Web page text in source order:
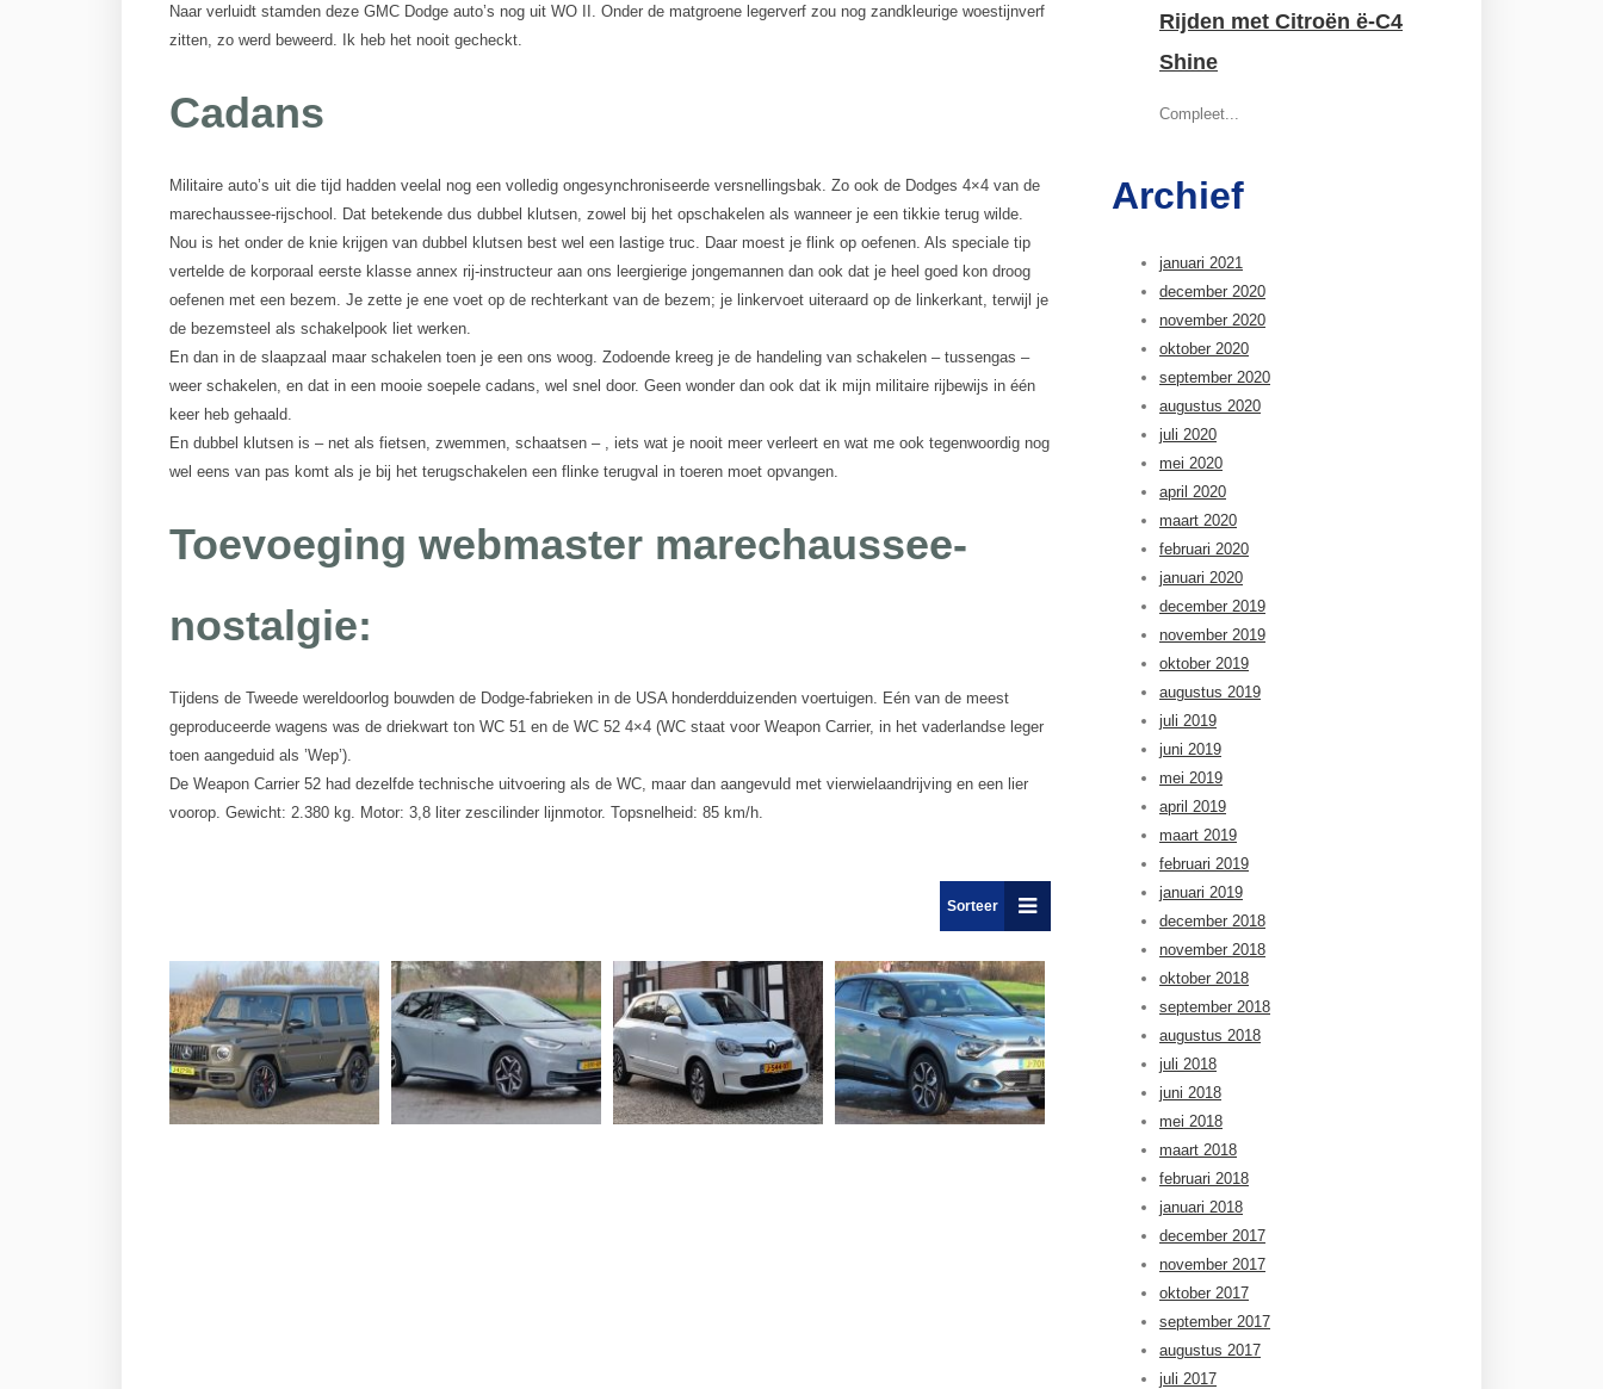
Naar verluidt stamden deze GMC Dodge auto’s nog uit WO II. Onder de matgroene legerverf zou nog zandkleurige woestijnverf
zitten, zo werd beweerd. Ik heb het nooit gecheckt.
Cadans
Militaire auto’s uit die tijd hadden veelal nog een volledig ongesynchroniseerde versnellingsbak. Zo ook de Dodges 4×4 van de
marechaussee-rijschool. Dat betekende dus dubbel klutsen, zowel bij het opschakelen als wanneer je een tikkie terug wilde.
Nou is het onder de knie krijgen van dubbel klutsen best wel een lastige truc. Daar moest je flink op oefenen. Als speciale tip
vertelde de korporaal eerste klasse annex rij-instructeur aan ons leergierige jongemannen dan ook dat je heel goed kon droog
oefenen met een bezem. Je zette je ene voet op de rechterkant van de bezem; je linkervoet uiteraard op de linkerkant, terwijl je
de bezemsteel als schakelpook liet werken.
En dan in de slaapzaal maar schakelen toen je een ons woog. Zodoende kreeg je de handeling van schakelen – tussengas –
weer schakelen, en dat in een mooie soepele cadans, wel snel door. Geen wonder dan ook dat ik mijn militaire rijbewijs in één
keer heb gehaald.
En dubbel klutsen is – net als fietsen, zwemmen, schaatsen – , iets wat je nooit meer verleert en wat me ook tegenwoordig nog
wel eens van pas komt als je bij het terugschakelen een flinke terugval in toeren moet opvangen.
Toevoeging webmaster marechaussee-
nostalgie:
Tijdens de Tweede wereldoorlog bouwden de Dodge-fabrieken in de USA honderdduizenden voertuigen. Eén van de meest
geproduceerde wagens was de driekwart ton WC 51 en de WC 52 4×4 (WC staat voor Weapon Carrier, in het vaderlandse leger
toen aangeduid als ’Wep’).
De Weapon Carrier 52 had dezelfde technische uitvoering als de WC, maar dan aangevuld met vierwielaandrijving en een lier
voorop. Gewicht: 2.380 kg. Motor: 3,8 liter zescilinder lijnmotor. Topsnelheid: 85 km/h.
Sorteer
Rijden met Citroën ë-C4
Shine
Compleet...
Archief
januari 2021
december 2020
november 2020
oktober 2020
september 2020
augustus 2020
juli 2020
mei 2020
april 2020
maart 2020
februari 2020
januari 2020
december 2019
november 2019
oktober 2019
augustus 2019
juli 2019
juni 2019
mei 2019
april 2019
maart 2019
februari 2019
januari 2019
december 2018
november 2018
oktober 2018
september 2018
augustus 2018
juli 2018
juni 2018
mei 2018
maart 2018
februari 2018
januari 2018
december 2017
november 2017
oktober 2017
september 2017
augustus 2017
juli 2017